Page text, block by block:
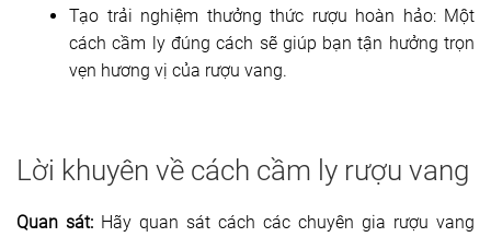
Tạo trải nghiệm thưởng thức rượu hoàn hảo: Một
cách cầm ly đúng cách sẽ giúp bạn tận hưởng trọn
vẹn hương vị của rượu vang.
Lời khuyên về cách cầm ly rượu vang
Quan sát: Hãy quan sát cách các chuyên gia rượu vang